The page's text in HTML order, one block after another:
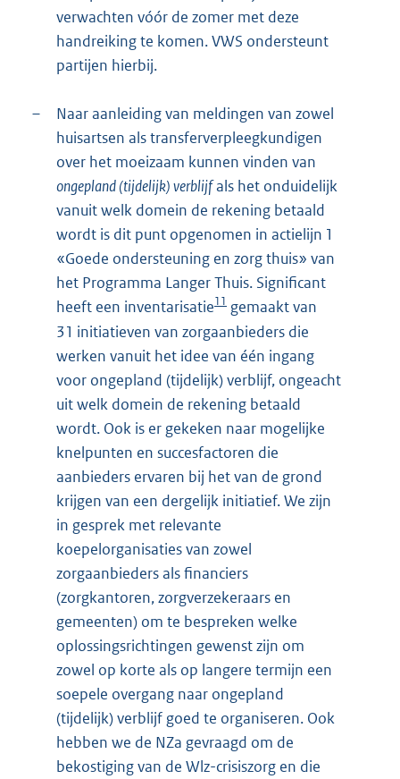
verwachten vóór de zomer met deze
handreiking te komen. VWS ondersteunt
partijen hierbij.
–
Naar aanleiding van meldingen van zowel
huisartsen als transferverpleegkundigen
over het moeizaam kunnen vinden van
ongepland (tijdelijk) verblijfals het onduidelijk
vanuit welk domein de rekening betaald
wordt is dit punt opgenomen in actielijn 1
«Goede ondersteuning en zorg thuis» van
het Programma Langer Thuis. Significant
heeft een inventarisatie11 gemaakt van
31 initiatieven van zorgaanbieders die
werken vanuit het idee van één ingang
voor ongepland (tijdelijk) verblijf, ongeacht
uit welk domein de rekening betaald
wordt. Ook is er gekeken naar mogelijke
knelpunten en succesfactoren die
aanbieders ervaren bij het van de grond
krijgen van een dergelijk initiatief. We zijn
in gesprek met relevante
koepelorganisaties van zowel
zorgaanbieders als financiers
(zorgkantoren, zorgverzekeraars en
gemeenten) om te bespreken welke
oplossingsrichtingen gewenst zijn om
zowel op korte als op langere termijn een
soepele overgang naar ongepland
(tijdelijk) verblijf goed te organiseren. Ook
hebben we de NZa gevraagd om de
bekostiging van de Wlz-crisiszorg en die